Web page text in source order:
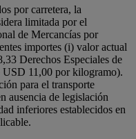
por carretera, la
limitada por el
de Mercancías por
importes (i) valor actual
Derechos Especiales de
11,00 por kilogramo).
para el transporte
ausencia de legislación
inferiores establecidos en